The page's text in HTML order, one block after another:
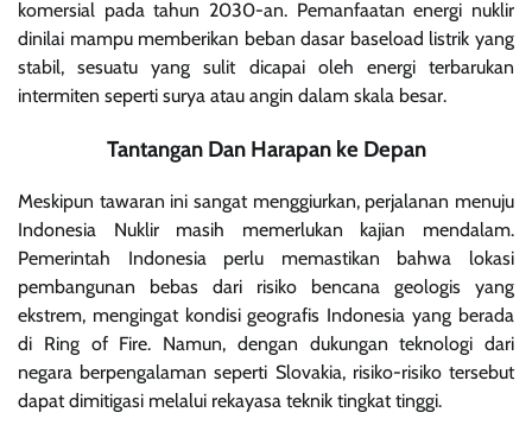
komersial pada tahun 2030-an. Pemanfaatan energi nuklir
dinilai mampu memberikan beban dasar baseload listrik yang
stabil, sesuatu yang sulit dicapai oleh energi terbarukan
intermiten seperti surya atau angin dalam skala besar.
Tantangan Dan Harapan ke Depan
Meskipun tawaran ini sangat menggiurkan, perjalanan menuju
Indonesia Nuklir masih memerlukan kajian mendalam.
Pemerintah Indonesia perlu memastikan bahwa lokasi
pembangunan bebas dari risiko bencana geologis yang
ekstrem, mengingat kondisi geografis Indonesia yang berada
di Ring of Fire. Namun, dengan dukungan teknologi dari
negara berpengalaman seperti Slovakia, risiko-risiko tersebut
dapat dimitigasi melalui rekayasa teknik tingkat tinggi.